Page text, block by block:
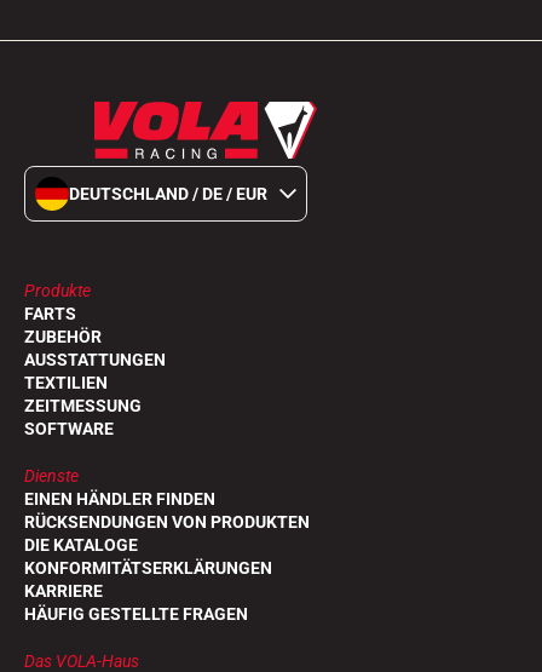
DEUTSCHLAND / DE / EUR
Produkte
FARTS
ZUBEHÖR
AUSSTATTUNGEN
TEXTILIEN
ZEITMESSUNG
SOFTWARE
Dienste
EINEN HÄNDLER FINDEN
RÜCKSENDUNGEN VON PRODUKTEN
DIE KATALOGE
KONFORMITÄTSERKLÄRUNGEN
KARRIERE
HÄUFIG GESTELLTE FRAGEN
Das VOLA-Haus